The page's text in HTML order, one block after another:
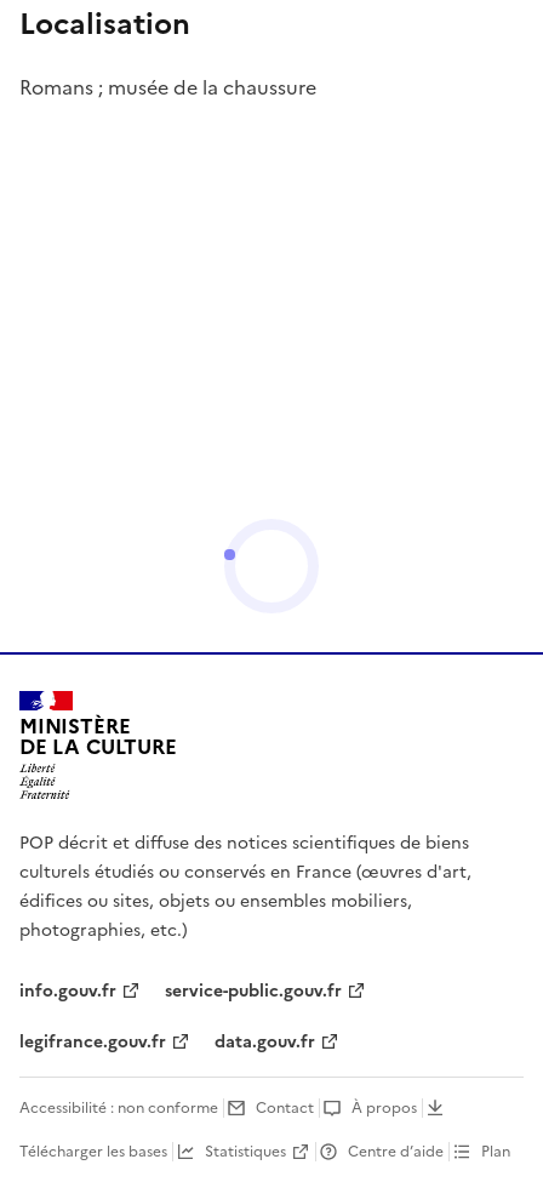
Localisation
Romans ; musée de la chaussure
MINISTÈRE
DE LA CULTURE
POP décrit et diffuse des notices scientifiques de biens
culturels étudiés ou conservés en France (œuvres d'art,
édifices ou sites, objets ou ensembles mobiliers,
photographies, etc.)
info.gouv.fr
service-public.gouv.fr
legifrance.gouv.fr
data.gouv.fr
Accessibilité : non conforme Contact
À propos
Télécharger les bases
Statistiques Centre d’aide
Plan